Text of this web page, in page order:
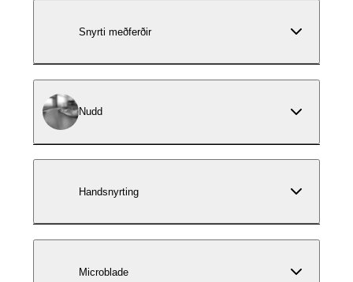
Snyrti meðferðir
Nudd
Handsnyrting
Microblade